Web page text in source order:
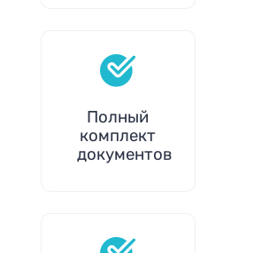
Полный
комплект
документов